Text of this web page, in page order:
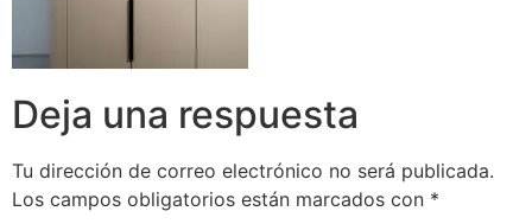
Deja una respuesta
Tu dirección de correo electrónico no será publicada.
Los campos obligatorios están marcados con *